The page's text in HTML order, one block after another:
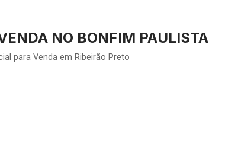
NO BONFIM PAULISTA
para Venda em Ribeirão Preto